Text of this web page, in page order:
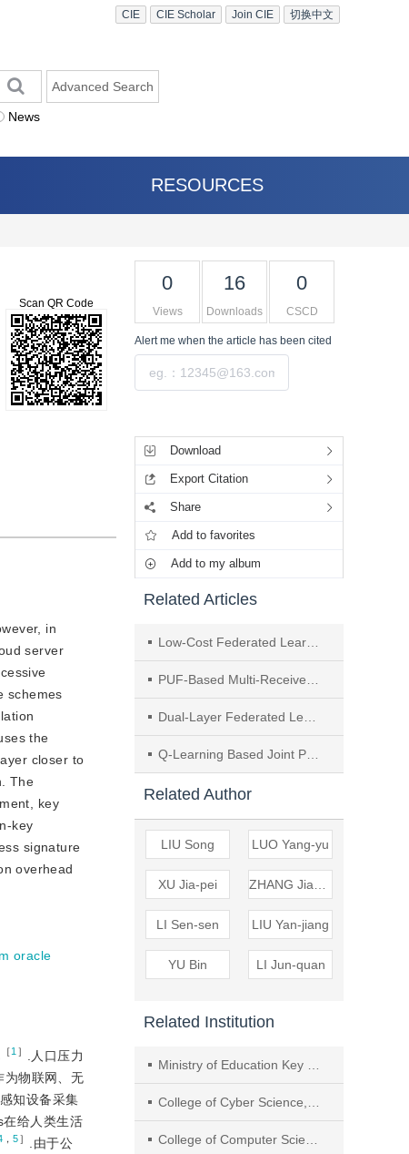
切换中文
Join CIE
CIE Scholar
CIE
News
Advanced Search
RESOURCES
Scan QR Code
in
server
schemes
the
closer to
The
key
key
signature
overhead
oracle
［1 ］
.人口压力
物联网、无
知设备采集
在给人类生活
，5］
.由于公
0
Views
16
Downloads
0
CSCD
Alert me when the article has been cited
Download
Export Citation
Share
Add to favorites
Add to my album
Related Articles
Low-Cost Federated Learning Based on Lightweight Self-Distillation
PUF-Based Multi-Receiver Anonymous Signcryption Scheme in Edge Computing
Dual-Layer Federated Learning Based Edge Collaborative Computing Mechanism for High Dynamic Internet of Vehicle Businesses
Q-Learning Based Joint PC-5/Uu Offloading Strategy for C-V2X Based Vehicular Edge Computing System
Related Author
LIU Song LUO Yang-yu
XU Jia-pei
LI Sen-sen LIU Yan-jiang
YU Bin LI Jun-quan
Related Institution
Ministry of Education Key Laboratory of Data and Intelligent System Security
College of Cyber Science, Nankai University
College of Computer Science, Nankai University